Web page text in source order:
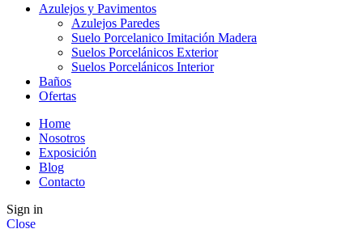
Azulejos y Pavimentos
Azulejos Paredes
Suelo Porcelanico Imitación Madera
Suelos Porcelánicos Exterior
Suelos Porcelánicos Interior
Baños
Ofertas
Home
Nosotros
Exposición
Blog
Contacto
Sign in
Close